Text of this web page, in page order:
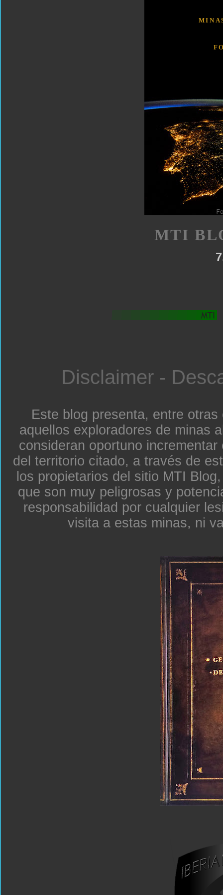
MTI
Disclaimer -
Este blog presenta, entre
aquellos exploradores de minas
consideran oportuno
del territorio citado, a través de
los propietarios del sitio MTI
que son muy peligrosas y
responsabilidad por cualquier
visita a estas minas, ni